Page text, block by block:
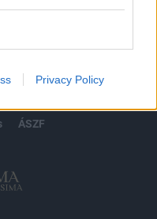
Privacy Policy
süti beállítások
ÁSZF